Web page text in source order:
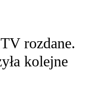
rozdane.
kolejne